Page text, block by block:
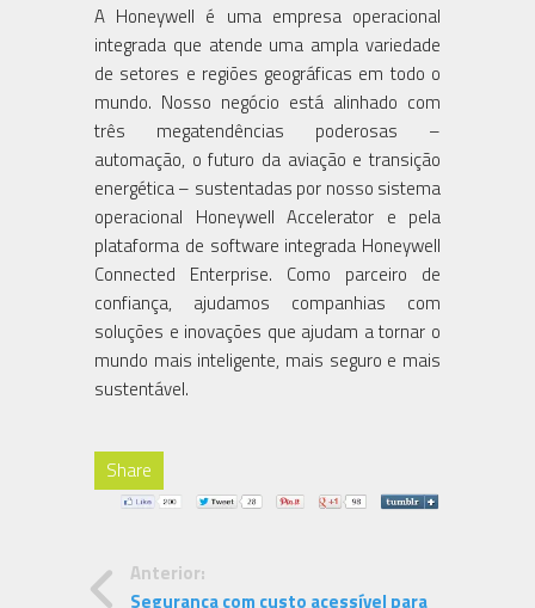
A Honeywell é uma empresa operacional
integrada que atende uma ampla variedade
de setores e regiões geográficas em todo o
mundo. Nosso negócio está alinhado com
três megatendências poderosas –
automação, o futuro da aviação e transição
energética – sustentadas por nosso sistema
operacional Honeywell Accelerator e pela
plataforma de software integrada Honeywell
Connected Enterprise. Como parceiro de
confiança, ajudamos companhias com
soluções e inovações que ajudam a tornar o
mundo mais inteligente, mais seguro e mais
sustentável.
Share
Anterior:
Segurança com custo acessível para